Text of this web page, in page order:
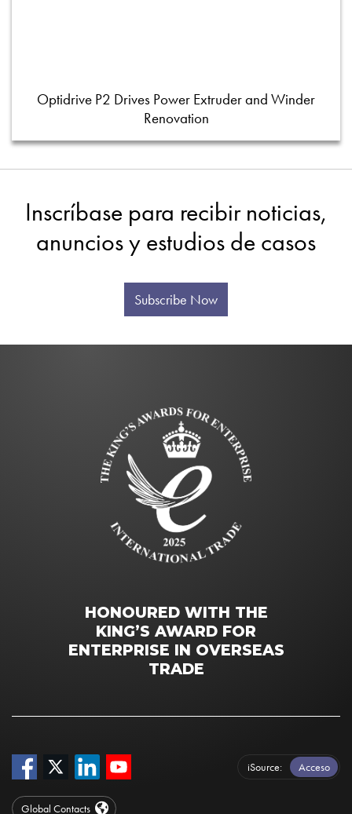
Optidrive P2 Drives Power Extruder and Winder
Renovation
Inscríbase para recibir noticias,
anuncios y estudios de casos
Subscribe Now
HONOURED WITH THE
KING’S AWARD FOR
ENTERPRISE IN OVERSEAS
TRADE
iSource Acceso
Global Contacts